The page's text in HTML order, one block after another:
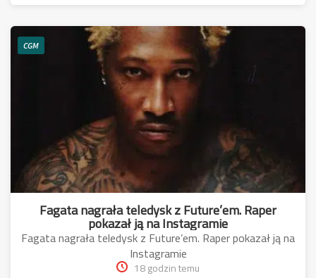
CGM
Fagata nagrała teledysk z Future’em. Raper
pokazał ją na Instagramie
Fagata nagrała teledysk z Future’em. Raper pokazał ją na
Instagramie
18 godzin temu